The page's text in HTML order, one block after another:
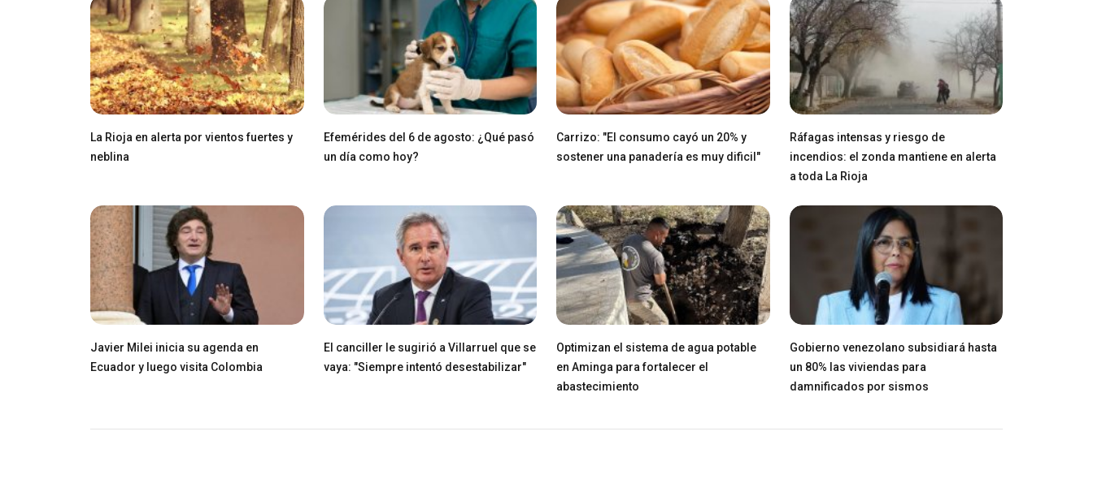
La Rioja en alerta por vientos fuertes y
neblina
Efemérides del 6 de agosto: ¿Qué pasó
un día como hoy?
Carrizo: "El consumo cayó un 20% y
sostener una panadería es muy dificil"
Ráfagas intensas y riesgo de
incendios: el zonda mantiene en alerta
a toda La Rioja
Javier Milei inicia su agenda en
Ecuador y luego visita Colombia
El canciller le sugirió a Villarruel que se
vaya: "Siempre intentó desestabilizar"
Optimizan el sistema de agua potable
en Aminga para fortalecer el
abastecimiento
Gobierno venezolano subsidiará hasta
un 80% las viviendas para
damnificados por sismos